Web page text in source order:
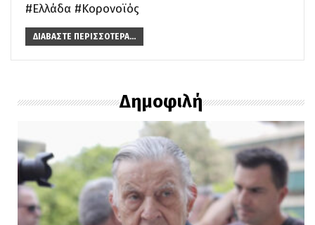
#Ελλάδα #Κορονοϊός
ΔΙΑΒΆΣΤΕ ΠΕΡΙΣΣΌΤΕΡΑ...
Δημοφιλή